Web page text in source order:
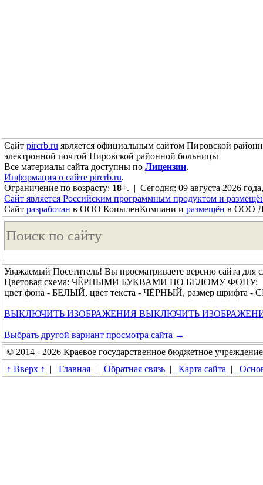
Сайт pircrb.ru является официальным сайтом Пировской
электронной почтой Пировской районной больницы
Все материалы сайта доступны по Лицензии.
Информация о сайте pircrb.ru.
Ограничение по возрасту: 18+. | Сегодня: 09 августа 2026
Сайт является Российским программным продуктом и
Сайт разработан в ООО КопыленКомпани и размещён в ООО
Уважаемый Посетитель! Вы просматриваете версию сайта для
Цветовая схема: ЧЁРНЫМИ БУКВАМИ ПО БЕЛОМУ ФОНУ:
цвет фона - БЕЛЫЙ, цвет текста - ЧЁРНЫЙ, размер шрифта
ВЫКЛЮЧИТЬ ИЗОБРАЖЕНИЯ ВЫКЛЮЧИТЬ
Выбрать другой вариант просмотра сайта →
© 2014 - 2026 Краевое государственное бюджетное
↑ Вверх ↑
| Главная | Обратная связь | Карта сайта |